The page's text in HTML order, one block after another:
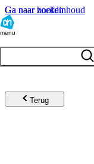
Ga naar hoofdinhoud
Ga naar zoeken
menu
Terug